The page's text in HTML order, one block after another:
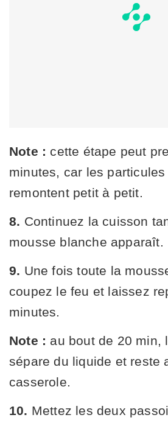
Note : cette étape peut
minutes, car les
remontent petit à petit.
8. Continuez la cuisson
mousse blanche apparaît.
9. Une fois toute la
coupez le feu et laissez
minutes.
Note : au bout de 20 min,
sépare du liquide et reste
casserole.
10. Mettez les deux